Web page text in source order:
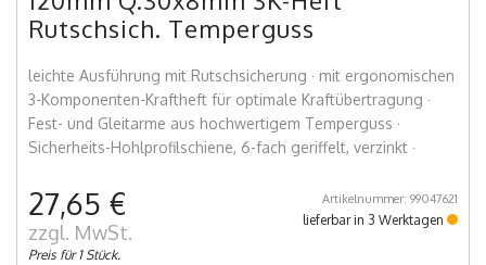
Rutschsich. Temperguss
leichte Ausführung mit Rutschsicherung · mit ergonomischen
3-Komponenten-Kraftheft für optimale Kraftübertragung ·
Fest- und Gleitarme aus hochwertigem Temperguss ·
Sicherheits-Hohlprofilschiene, 6-fach geriffelt, verzinkt ·
27,65 €
zzgl. MwSt.
Preis für 1 Stück.
Artikelnummer: 99047621
lieferbar in 3 Werktagen